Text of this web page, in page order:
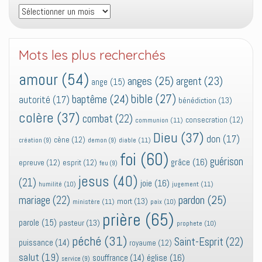
Archives
Mots les plus recherchés
amour (54) ange (15) anges (25) argent (23)
autorité (17) baptême (24) bible (27) bénédiction (13)
colère (37) combat (22) communion (11) consecration (12)
création (9) cène (12) demon (9) diable (11) Dieu (37) don (17)
epreuve (12) esprit (12) feu (9) foi (60) grâce (16) guérison
(21) humilité (10) jesus (40) joie (16) jugement (11)
mariage (22) ministère (11) mort (13) paix (10) pardon (25)
parole (15) pasteur (13) prière (65) prophete (10)
puissance (14) péché (31) royaume (12) Saint-Esprit (22)
salut (19) service (9) souffrance (14) église (16)